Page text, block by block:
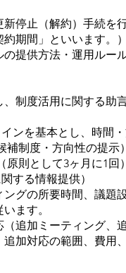
停止（解約）手続
期間」といいます。）
提供方法・運用ルー
制度活用に関する
ンを基本とし、時間・
制度・方向性の提示）
則として3ヶ月に1回）
する情報提供）
グの所要時間、議
ます。
追加ミーティング
加対応の範囲、費用